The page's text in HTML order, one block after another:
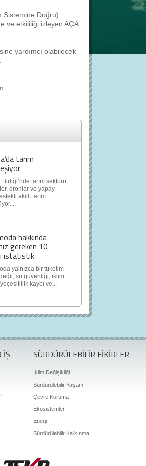
Sistemine Doğru)
ve etkililiği izleyen AÇA
yardımcı olabilecek
tarım
tarım sektörü
dronlar ve yapay
akıllı tarım
hakkında
gereken 10
istatistik
yalnızca bir tüketim
su güvenliği, iklim
kaybı ve...
İŞ SÜRDÜRÜLEBİLİR FİKİRLER
İklim Değişikliği
Sürdürülebilir Yaşam
Çevre Koruma
Ekosistemler
Enerji
Sürdürülebilir Kalkınma